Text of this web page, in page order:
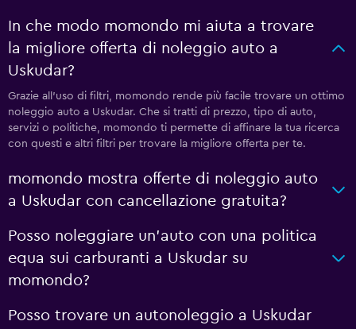
In che modo momondo mi aiuta a trovare
la migliore offerta di noleggio auto a
Uskudar?
Grazie all'uso di filtri, momondo rende più facile trovare un ottimo
noleggio auto a Uskudar. Che si tratti di prezzo, tipo di auto,
servizi o politiche, momondo ti permette di affinare la tua ricerca
con questi e altri filtri per trovare la migliore offerta per te.
momondo mostra offerte di noleggio auto
a Uskudar con cancellazione gratuita?
Posso noleggiare un'auto con una politica
equa sui carburanti a Uskudar su
momondo?
Posso trovare un autonoleggio a Uskudar